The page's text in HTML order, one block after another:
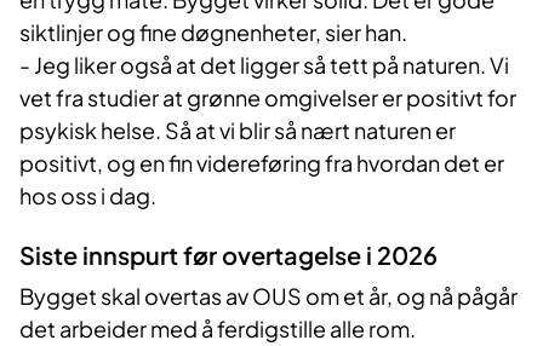
siktlinjer og fine døgnenheter, sier han.
- Jeg liker også at det ligger så tett på naturen. Vi
vet fra studier at grønne omgivelser er positivt for
psykisk helse. Så at vi blir så nært naturen er
positivt, og en fin videreføring fra hvordan det er
hos oss i dag.
Siste innspurt før overtagelse i 2026
Bygget skal overtas av OUS om et år, og nå pågår
det arbeider med å ferdigstille alle rom.